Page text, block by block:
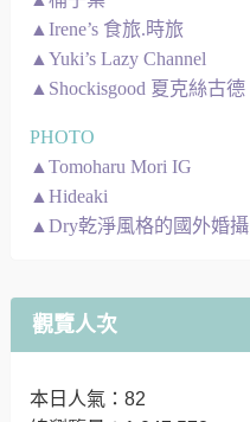
▲Irene’s 食旅.時旅
▲Yuki’s Lazy Channel
▲Shockisgood 夏克絲古德
PHOTO
▲Tomoharu Mori IG
▲Hideaki
▲Dry乾淨風格的國外婚攝
觀覽人次
本日人氣：82